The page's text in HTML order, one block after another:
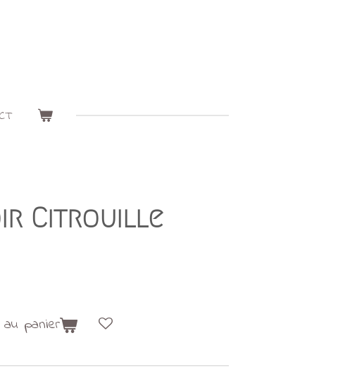
Citrouille
panier